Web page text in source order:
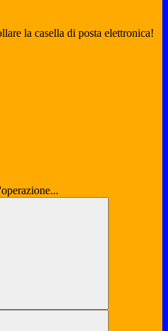
la casella di posta elettronica!